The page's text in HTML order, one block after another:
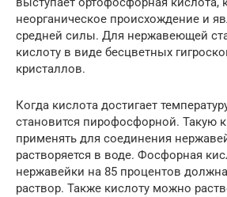
неорганическое происхождение и
средней силы. Для нержавеющей
кислоту в виде бесцветных
кристаллов.
Когда кислота достигает
становится пирофосфорной. Такую
применять для соединения
растворяется в воде. Фосфорная
нержавейки на 85 процентов
раствор. Также кислоту можно